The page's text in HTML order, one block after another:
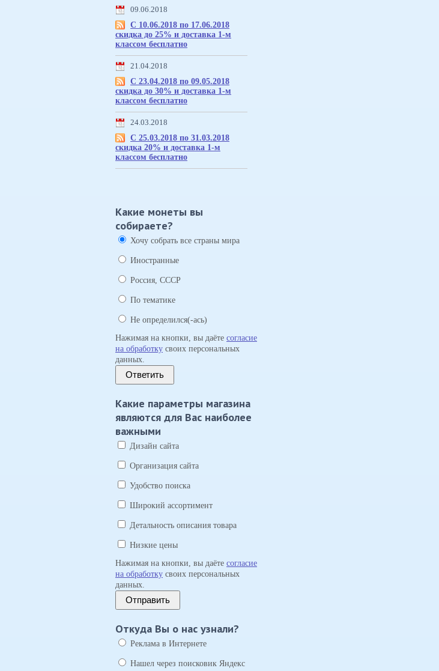
09.06.2018
С 10.06.2018 по 17.06.2018
скидка до 25% и доставка 1-м
классом бесплатно
21.04.2018
С 23.04.2018 по 09.05.2018
скидка до 30% и доставка 1-м
классом бесплатно
24.03.2018
С 25.03.2018 по 31.03.2018
скидка 20% и доставка 1-м
классом бесплатно
Какие монеты вы
собираете?
Хочу собрать все страны мира
Иностранные
Россия, СССР
По тематике
Не определился(-ась)
Нажимая на кнопки, вы даёте согласие
на обработку своих персональных
данных.
Ответить
Какие параметры магазина
являются для Вас наиболее
важными
Дизайн сайта
Организация сайта
Удобство поиска
Широкий ассортимент
Детальность описания товара
Низкие цены
Нажимая на кнопки, вы даёте согласие
на обработку своих персональных
данных.
Отправить
Откуда Вы о нас узнали?
Реклама в Интернете
Нашел через поисковик Яндекс